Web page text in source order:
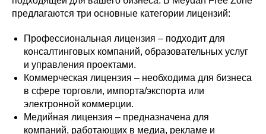
предлагаются три основные категории лицензий:
Профессиональная лицензия – подходит для
консалтинговых компаний, образовательных услуг
и управления проектами.
Коммерческая лицензия – необходима для бизнеса
в сфере торговли, импорта/экспорта или
электронной коммерции.
Медийная лицензия – предназначена для
компаний, работающих в медиа, рекламе и